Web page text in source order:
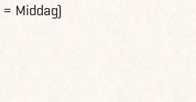
Middag)